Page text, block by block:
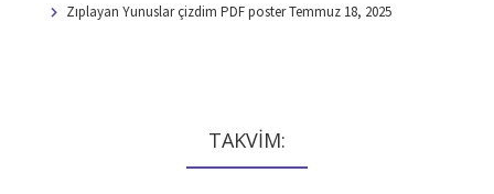
Zıplayan Yunuslar çizdim PDF posterTemmuz 18, 2025
TAKVİM: